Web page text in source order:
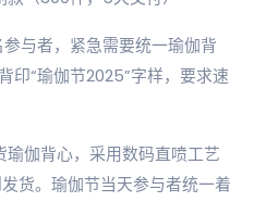
与者，紧急需要统一瑜伽背
印“瑜伽节2025”字样，要求速
伽背心，采用数码直喷工艺
货。瑜伽节当天参与者统一着